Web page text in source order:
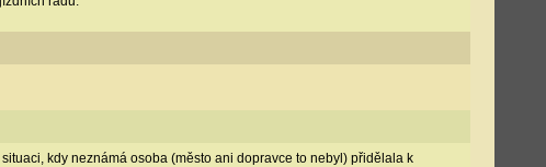
kdy neznámá osoba (město ani dopravce to nebyl) přidělala k